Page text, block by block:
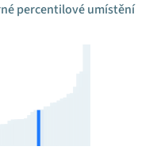
percentilové umístění